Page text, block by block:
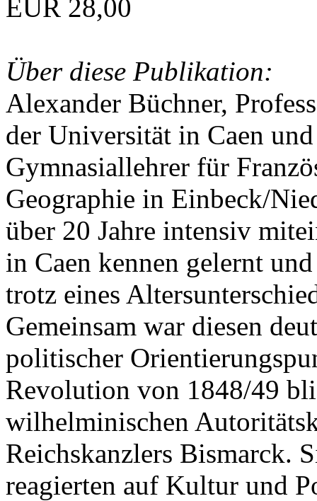
EUR 28,00
Über diese Publikation:
Alexander Büchner,
der Universität in Caen
Gymnasiallehrer für
Geographie in Einbeck/
über 20 Jahre intensiv
in Caen kennen gelernt
trotz eines
Gemeinsam war diesen
politischer
Revolution von 1848/49
wilhelminischen
Reichskanzlers Bismarck.
reagierten auf Kultur und